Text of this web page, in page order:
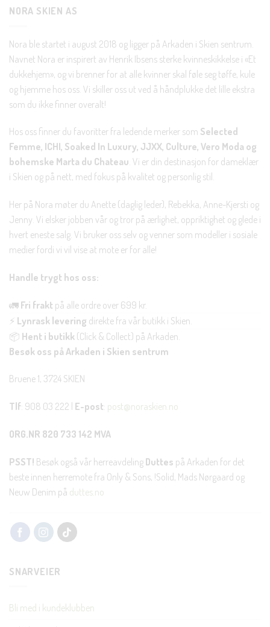
NORA SKIEN AS
Nora ble startet i august 2018 og ligger på Arkaden i Skien sentrum.
Navnet Nora er inspirert av Henrik Ibsens sterke kvinneskikkelse i «Et
dukkehjem», og vi brenner for at alle kvinner skal føle seg tøffe, kule
og hjemme hos oss. Vi skiller oss ut ved å håndplukke det lille ekstra
som du ikke finner overalt!
Hos oss finner du favoritter fra ledende merker som Selected
Femme, ICHI, Soaked In Luxury, JJXX, Culture, Vero Moda og
bohemske Marta du Chateau. Vi er din destinasjon for dameklær
i Skien og på nett, med fokus på kvalitet og personlig stil.
Her på Nora møter du Anette (daglig leder), Rebekka, Anne-Kjersti og
Jenny. Vi elsker jobben vår og tror på ærlighet, oppriktighet og glede i
hvert eneste salg. Vi bruker oss selv og venner som modeller i sosiale
medier fordi vi vil vise at mote er for alle!
Handle trygt hos oss:
🚛 Fri frakt på alle ordre over 699 kr.
⚡ Lynrask levering direkte fra vår butikk i Skien.
📦 Hent i butikk (Click & Collect) på Arkaden.
Besøk oss på Arkaden i Skien sentrum
Bruene 1, 3724 SKIEN
Tlf: 908 03 222 | E-post: post@noraskien.no
ORG.NR 820 733 142 MVA
PSST! Besøk også vår herreavdeling Duttes på Arkaden for det
beste innen herremote fra Only & Sons, !Solid, Mads Nørgaard og
Neuw Denim på duttes.no
SNARVEIER
Bli med i kundeklubben